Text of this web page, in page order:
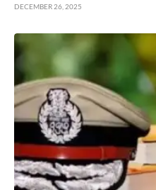
DECEMBER 26, 2025